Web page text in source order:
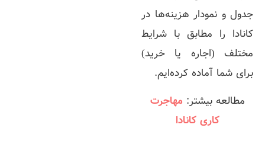
جدول و نمودار هزینه‌ها در
کانادا را مطابق با شرایط
مختلف (اجاره یا خرید)
برای شما آماده کرده‌ایم.
مطالعه بیشتر: مهاجرت
کاری کانادا